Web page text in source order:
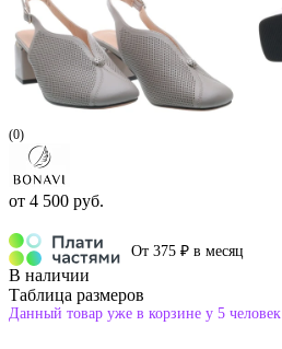
(0)
от 4 500 руб.
От 375 ₽ в месяц
В наличии
Таблица размеров
Данный товар уже в корзине у 5 человек